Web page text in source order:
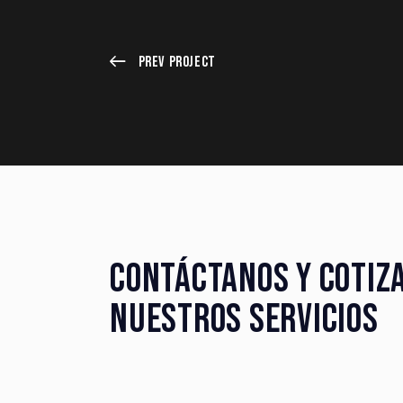
Prev Project
CONTÁCTANOS Y
NUESTROS SERVICIOS